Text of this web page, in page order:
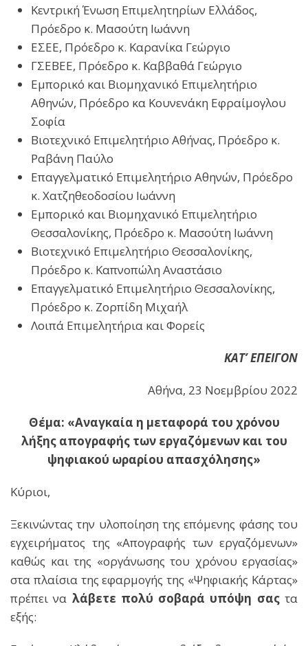
Κεντρική Ένωση Επιμελητηρίων Ελλάδος,
Πρόεδρο κ. Μασούτη Ιωάννη
ΕΣΕΕ, Πρόεδρο κ. Καρανίκα Γεώργιο
ΓΣΕΒΕΕ, Πρόεδρο κ. Καββαθά Γεώργιο
Εμπορικό και Βιομηχανικό Επιμελητήριο
Αθηνών, Πρόεδρο κα Κουνενάκη Εφραίμογλου
Σοφία
Βιοτεχνικό Επιμελητήριο Αθήνας, Πρόεδρο κ.
Ραβάνη Παύλο
Επαγγελματικό Επιμελητήριο Αθηνών, Πρόεδρο
κ. Χατζηθεοδοσίου Ιωάννη
Εμπορικό και Βιομηχανικό Επιμελητήριο
Θεσσαλονίκης, Πρόεδρο κ. Μασούτη Ιωάννη
Βιοτεχνικό Επιμελητήριο Θεσσαλονίκης,
Πρόεδρο κ. Καπνοπώλη Αναστάσιο
Επαγγελματικό Επιμελητήριο Θεσσαλονίκης,
Πρόεδρο κ. Ζορπίδη Μιχαήλ
Λοιπά Επιμελητήρια και Φορείς
ΚΑΤ’EΠΕΙΓΟΝ
Αθήνα, 23 Νοεμβρίου 2022
Θέμα: «Αναγκαία η μεταφορά του χρόνου
λήξης απογραφής των εργαζόμενων και του
ψηφιακού ωραρίου απασχόλησης»
Κύριοι,
Ξεκινώντας την υλοποίηση της επόμενης φάσης του
εγχειρήματος της «Απογραφής των εργαζόμενων»
καθώς και της «οργάνωσης του χρόνου εργασίας»
στα πλαίσια της εφαρμογής της «Ψηφιακής Κάρτας»
πρέπει να λάβετε πολύ σοβαρά υπόψη σαςτα
εξής: